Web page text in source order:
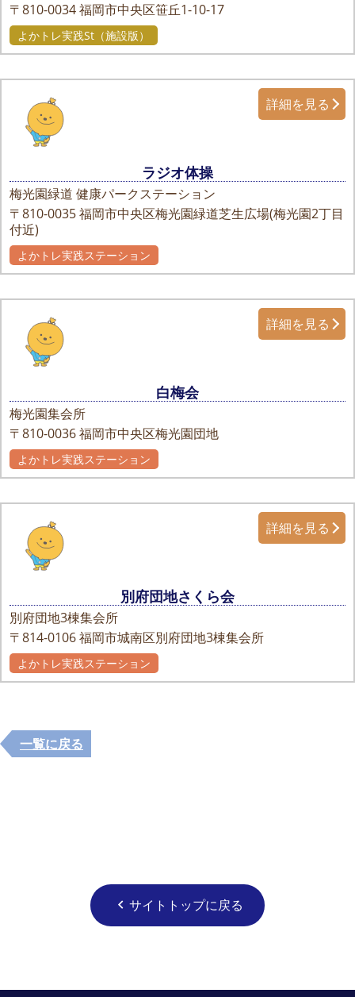
〒810-0034福岡市中央区笹丘1-10-17
よかトレ実践St（施設版）
ラジオ体操
梅光園緑道 健康パークステーション
〒810-0035福岡市中央区梅光園緑道芝生広場(梅光園2丁目
付近)
詳細を見る
よかトレ実践ステーション
白梅会
梅光園集会所
〒810-0036福岡市中央区梅光園団地
詳細を見る
よかトレ実践ステーション
別府団地さくら会
別府団地3棟集会所
〒814-0106福岡市城南区別府団地3棟集会所
詳細を見る
よかトレ実践ステーション
一覧に戻る
chevron_left サイトトップに戻る